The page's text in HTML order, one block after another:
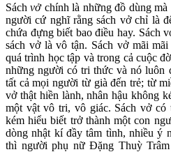
Sáchvởchính là những đồ dùng mà
người cứ nghĩ rằng sách vở chỉ là
chứa đựng biết bao điều hay. Sách
sách vở là vô tận. Sách vở mãi
quá trình học tập và trong cả cuộc
những người có tri thức và nó luôn
tất cả mọi người từ già đến trẻ; từ
vở thật hiền lành, nhân hậu không
một vật vô tri, vô giác. Sách vở có
kém hiểu biết trở thành một con
dòng nhật kí đầy tâm tình, nhiều ý
thì người phụ nữ Đặng Thuỳ